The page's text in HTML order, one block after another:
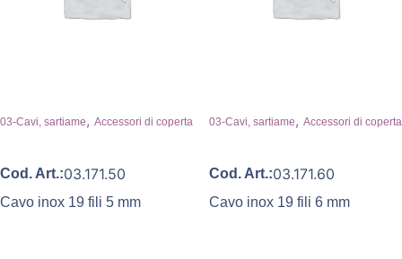
03-Cavi, sartiame, Accessori di coperta
Cod. Art.:03.171.50
Cavo inox 19 fili 5 mm
03-Cavi, sartiame, Accessori di coperta
Cod. Art.:03.171.60
Cavo inox 19 fili 6 mm